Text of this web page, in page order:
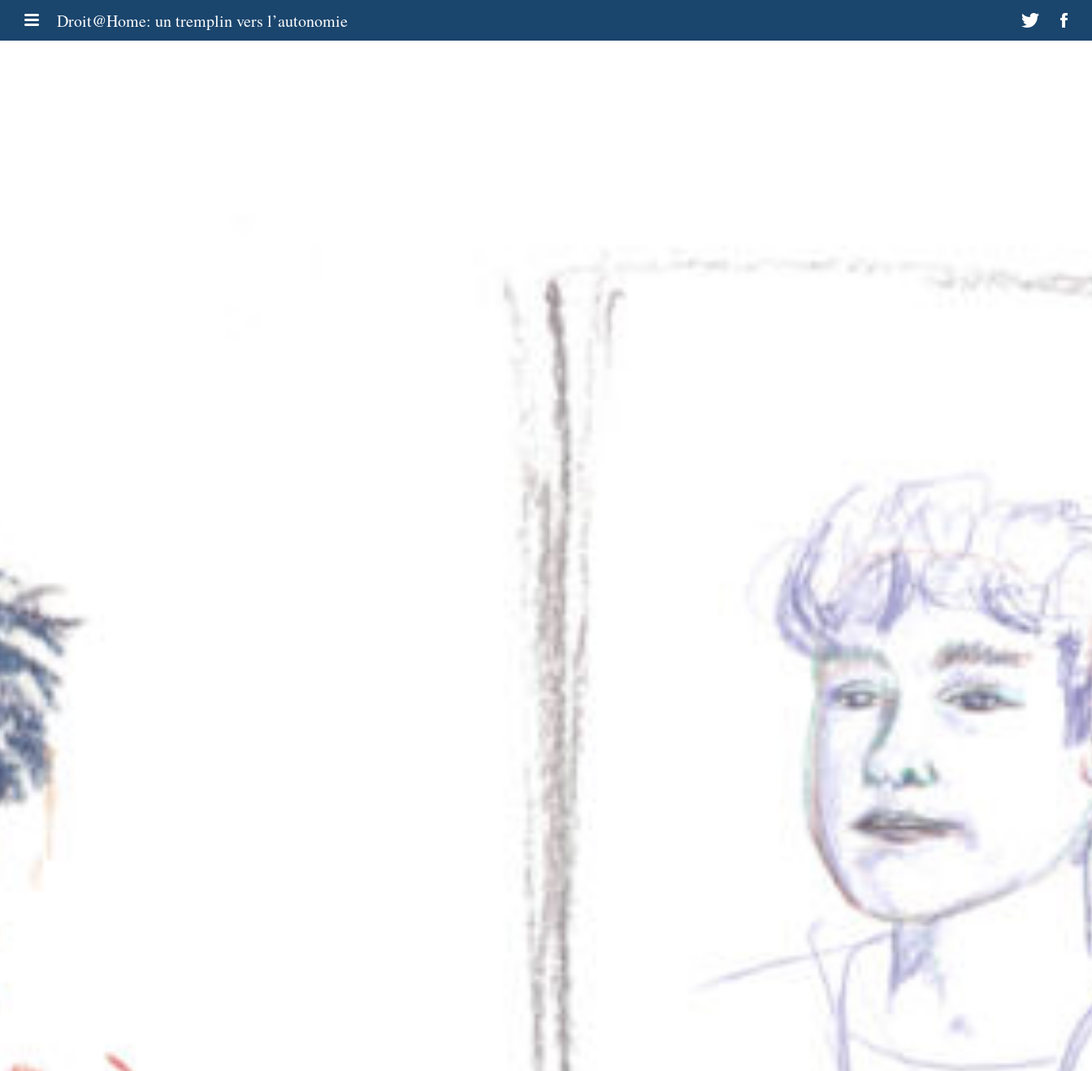
Droit@Home: un tremplin vers l’autonomie